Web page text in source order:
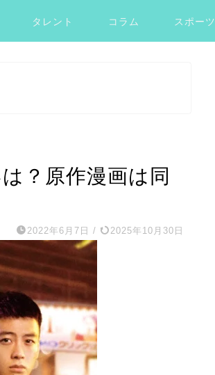
タレント コラム スポーツ
？原作漫画は同
2022年6月7日 / 2025年10月30日